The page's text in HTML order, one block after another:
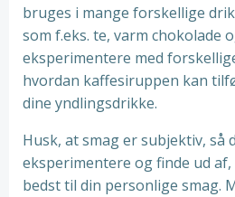
bruges i mange forskellige
som f.eks. te, varm chokolade
eksperimentere med
hvordan kaffesiruppen kan
dine yndlingsdrikke.
Husk, at smag er subjektiv, så
eksperimentere og finde ud
bedst til din personlige smag.